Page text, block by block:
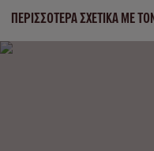
ΠΕΡΙΣΣΌΤΕΡΑ ΣΧΕΤΙΚΆ ΜΕ